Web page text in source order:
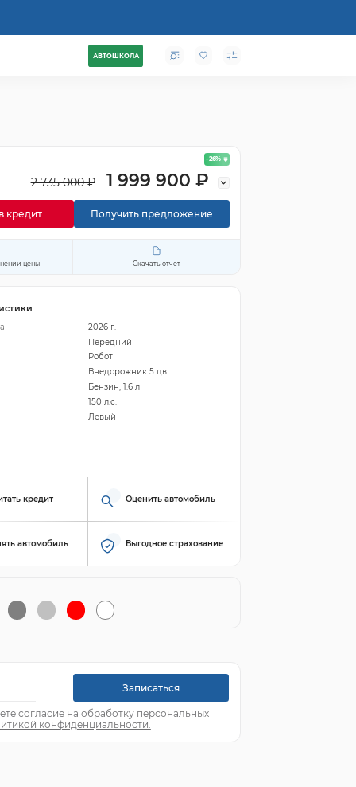
АВТОШКОЛА
- 26%
2 735 000 ₽ 1 999 900 ₽
кредит Получить предложение
цены Скачать отчет
2026 г.
Передний
Робот
Внедорожник 5 дв.
Бензин, 1.6 л
150 л.с.
Левый
кредит Оценить автомобиль
автомобиль Выгодное страхование
Записаться
согласие на обработку персональных
конфиденциальности.